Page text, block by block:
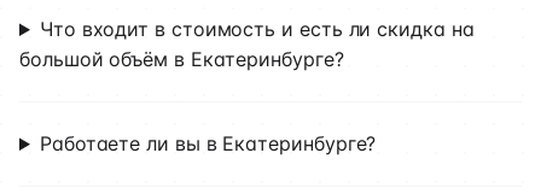
Что входит в стоимость и есть ли скидка на
большой объём в Екатеринбурге?
Работаете ли вы в Екатеринбурге?